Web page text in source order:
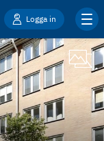
Logga in